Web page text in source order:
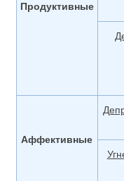
Продуктивные
Аффективные